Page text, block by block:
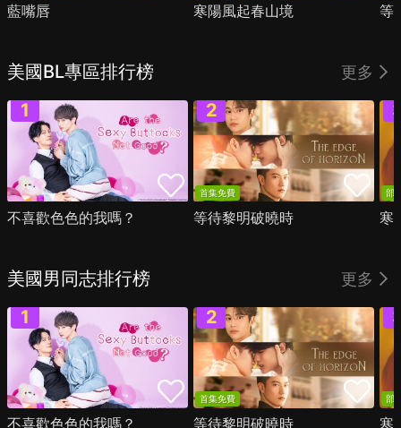
藍嘴唇 寒陽風起春山境 等
美國BL專區排行榜 更多
不喜歡色色的我嗎？
首集免費
等待黎明破曉時
部
寒
美國男同志排行榜 更多
不喜歡色色的我嗎？
首集免費
等待黎明破曉時
部
寒